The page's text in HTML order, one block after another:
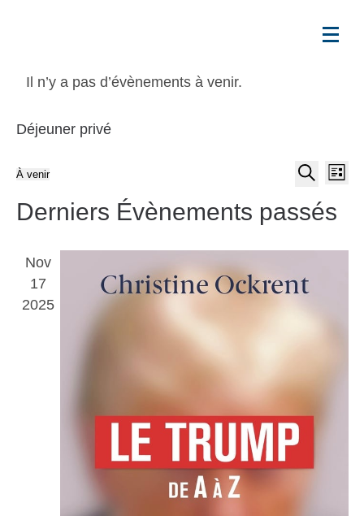
Il n’y a pas d’évènements à venir.
Déjeuner privé
de
Liste
À venir
une
Derniers Évènements passés
Nov
17
2025